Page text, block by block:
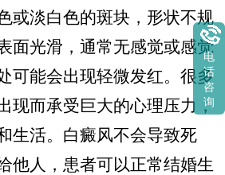
或淡白色的斑块，形状不规
面光滑，通常无感觉或感觉
可能会出现轻微发红。很多
现而承受巨大的心理压力，
生活。白癜风不会导致死
他人，患者可以正常结婚生
电
话
咨
询